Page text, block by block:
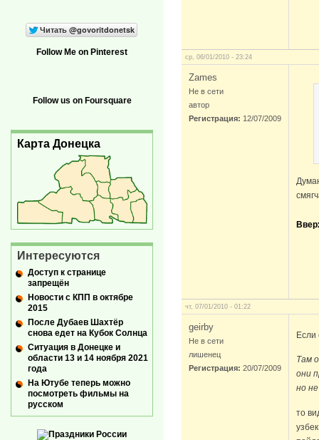
ср, 06/01/2010 - 23:24
Zames
Не в сети
автор
Регистрация: 12/07/2009
чт, 07/01/2010 - 01:22
geirby
Не в сети
лишенец
Регистрация: 20/07/2009
Если
Там
они
но
то
Follow Me on Pinterest
Follow us on Foursquare
Карта Донецка
Интересуются
Доступ к странице
запрещён
Новости с КПП в октябре
2015
После Дубаев Шахтёр
снова едет на Кубок Солнца
Ситуация в Донецке и
области 13 и 14 ноября 2021
года
На Ютубе теперь можно
посмотреть фильмы на
русском